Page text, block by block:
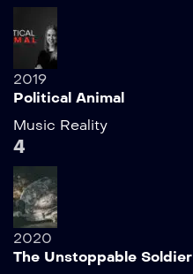
2019
Political Animal
Music Reality
4
2020
The Unstoppable Soldier